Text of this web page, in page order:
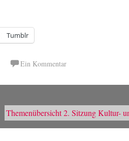
Tumblr
Ein Kommentar
Themenübersicht 2. Sitzung Kultur-